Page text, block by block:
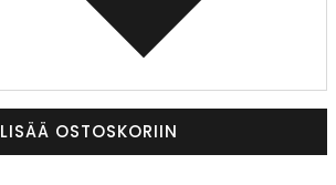
LISÄÄ OSTOSKORIIN